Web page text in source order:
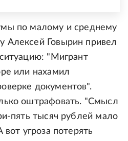
по малому и среднему
Алексей Говырин привел
"Мигрант
или нахамил
документов".
оштрафовать. "Смысл
пять тысяч рублей мало
вот угроза потерять